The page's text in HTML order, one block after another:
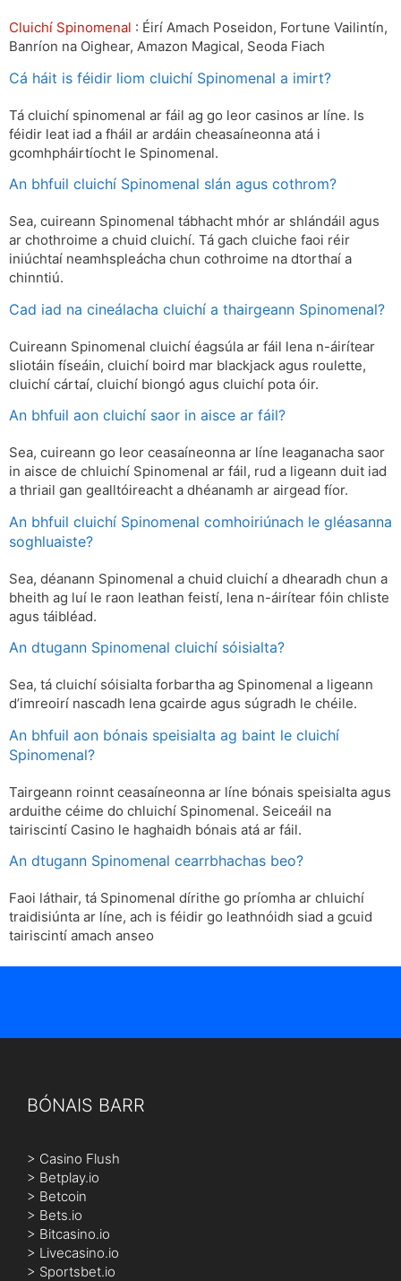
Cluichí Spinomenal : Éirí Amach Poseidon, Fortune Vailintín,
Banríon na Oighear, Amazon Magical, Seoda Fiach
Cá háit is féidir liom cluichí Spinomenal a imirt?
Tá cluichí spinomenal ar fáil ag go leor casinos ar líne. Is
féidir leat iad a fháil ar ardáin cheasaíneonna atá i
gcomhpháirtíocht le Spinomenal.
An bhfuil cluichí Spinomenal slán agus cothrom?
Sea, cuireann Spinomenal tábhacht mhór ar shlándáil agus
ar chothroime a chuid cluichí. Tá gach cluiche faoi réir
iniúchtaí neamhspleácha chun cothroime na dtorthaí a
chinntiú.
Cad iad na cineálacha cluichí a thairgeann Spinomenal?
Cuireann Spinomenal cluichí éagsúla ar fáil lena n-áirítear
sliotáin físeáin, cluichí boird mar blackjack agus roulette,
cluichí cártaí, cluichí biongó agus cluichí pota óir.
An bhfuil aon cluichí saor in aisce ar fáil?
Sea, cuireann go leor ceasaíneonna ar líne leaganacha saor
in aisce de chluichí Spinomenal ar fáil, rud a ligeann duit iad
a thriail gan gealltóireacht a dhéanamh ar airgead fíor.
An bhfuil cluichí Spinomenal comhoiriúnach le gléasanna
soghluaiste?
Sea, déanann Spinomenal a chuid cluichí a dhearadh chun a
bheith ag luí le raon leathan feistí, lena n-áirítear fóin chliste
agus táibléad.
An dtugann Spinomenal cluichí sóisialta?
Sea, tá cluichí sóisialta forbartha ag Spinomenal a ligeann
d’imreoirí nascadh lena gcairde agus súgradh le chéile.
An bhfuil aon bónais speisialta ag baint le cluichí
Spinomenal?
Tairgeann roinnt ceasaíneonna ar líne bónais speisialta agus
arduithe céime do chluichí Spinomenal. Seiceáil na
tairiscintí Casino le haghaidh bónais atá ar fáil.
An dtugann Spinomenal cearrbhachas beo?
Faoi láthair, tá Spinomenal dírithe go príomha ar chluichí
traidisiúnta ar líne, ach is féidir go leathnóidh siad a gcuid
tairiscintí amach anseo
BÓNAIS BARR
> Casino Flush
> Betplay.io
> Betcoin
> Bets.io
> Bitcasino.io
> Livecasino.io
> Sportsbet.io